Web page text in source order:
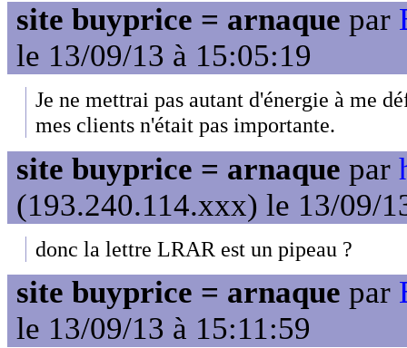
site buyprice = arnaque par
le 13/09/13 à 15:05:19
Je ne mettrai pas autant d'énergie à me
mes clients n'était pas importante.
site buyprice = arnaque par
(193.240.114.xxx) le 13/09/
donc la lettre LRAR est un pipeau ?
site buyprice = arnaque par
le 13/09/13 à 15:11:59